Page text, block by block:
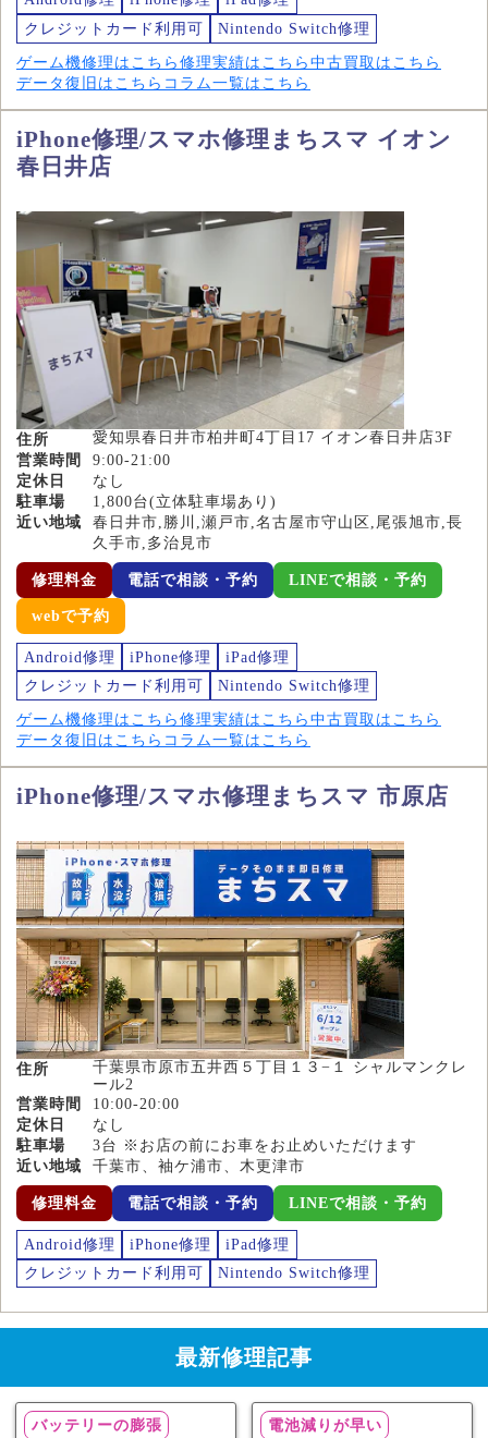
クレジットカード利用可
Nintendo Switch修理
ゲーム機修理はこちら 修理実績はこちら 中古買取はこちら
データ復旧はこちら コラム一覧はこちら
iPhone修理/スマホ修理まちスマ イオン
春日井店
住所
愛知県春日井市柏井町4丁目17 イオン春日井店3F
営業時間
9:00-21:00
定休日
なし
駐車場
1,800台(立体駐車場あり)
近い地域
春日井市,勝川,瀬戸市,名古屋市守山区,尾張旭市,長
久手市,多治見市
修理料金 電話で相談・予約 LINEで相談・予約
webで予約
Android修理 iPhone修理
iPad修理
クレジットカード利用可
Nintendo Switch修理
ゲーム機修理はこちら 修理実績はこちら 中古買取はこちら
データ復旧はこちら コラム一覧はこちら
iPhone修理/スマホ修理まちスマ 市原店
住所
千葉県市原市五井西５丁目１３−１ シャルマンクレ
ール2
営業時間
10:00-20:00
定休日
なし
駐車場
3台 ※お店の前にお車をお止めいただけます
近い地域
千葉市、袖ケ浦市、木更津市
修理料金 電話で相談・予約 LINEで相談・予約
Android修理 iPhone修理
iPad修理
クレジットカード利用可
Nintendo Switch修理
最新修理記事
バッテリーの膨張 電池減りが早い